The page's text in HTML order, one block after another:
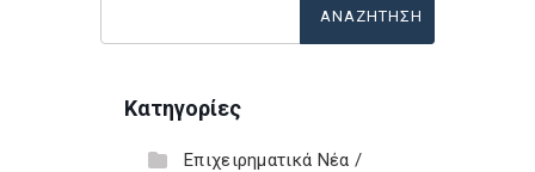
Κατηγορίες
Επιχειρηματικά Νέα /